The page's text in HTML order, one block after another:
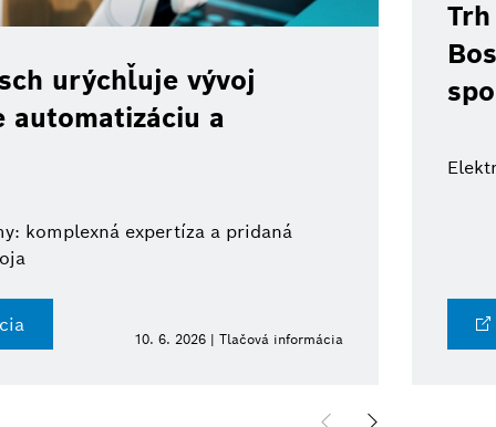
urýchľuje vývoj
a
komplexná expertíza a pridaná
10. 6. 2026 | Tlačová informácia